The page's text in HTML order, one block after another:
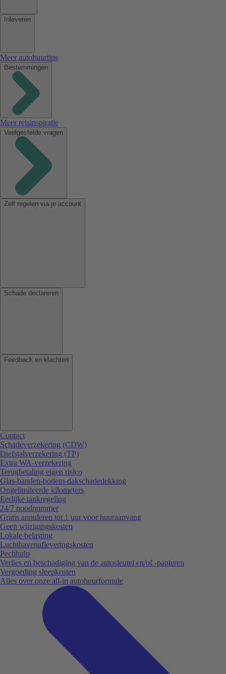
Inleveren
Meer autohuurtips
Bestemmingen
Meer reisinspiratie
Veelgestelde vragen
Zelf regelen via je account
Schade declareren
Feedback en klachten
Contact
Schadeverzekering (CDW)
Diefstalverzekering (TP)
Extra WA-verzekering
Terugbetaling eigen risico
Glas-banden-bodem-dakschadedekking
Ongelimiteerde kilometers
Eerlijke tankregeling
24/7 noodnummer
Gratis annuleren tot 1 uur voor huuraanvang
Geen wijzigingskosten
Lokale belasting
Luchthavenafleveringskosten
Pechhulp
Verlies en beschadiging van de autosleutel en/of -papieren
Vergoeding sleepkosten
Alles over onze all-in autohuurformule